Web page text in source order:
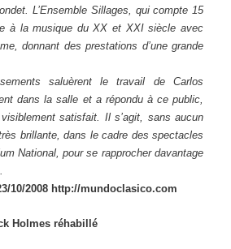
L’Ensemble Sillages, qui compte 15
à la musique du XX et XXI siècle avec
donnant des prestations d’une grande
saluèrent le travail de Carlos
dans la salle et a répondu à ce public,
satisfait. Il s’agit, sans aucun
brillante, dans le cadre des spectacles
National, pour se rapprocher davantage
10/2008 http://mundoclasico.com
Holmes réhabillé